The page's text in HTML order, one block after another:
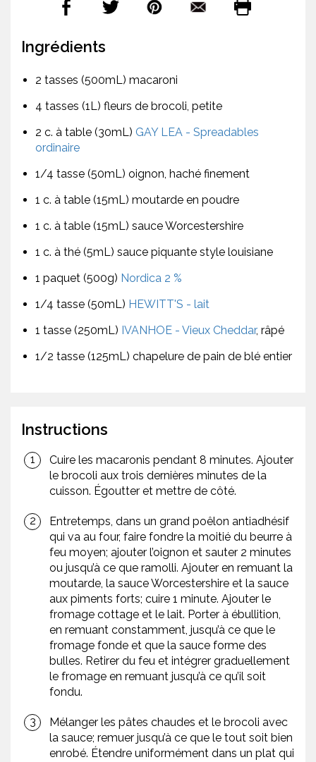
Ingrédients
2 tasses (500mL) macaroni
4 tasses (1L) fleurs de brocoli, petite
2 c. à table (30mL) GAY LEA - Spreadables
ordinaire
1/4 tasse (50mL) oignon, haché finement
1 c. à table (15mL) moutarde en poudre
1 c. à table (15mL) sauce Worcestershire
1 c. à thé (5mL) sauce piquante style louisiane
1 paquet (500g) Nordica 2 %
1/4 tasse (50mL) HEWITT'S - lait
1 tasse (250mL) IVANHOE - Vieux Cheddar, râpé
1/2 tasse (125mL) chapelure de pain de blé entier
Instructions
Cuire les macaronis pendant 8 minutes. Ajouter
le brocoli aux trois dernières minutes de la
cuisson. Égoutter et mettre de côté.
Entretemps, dans un grand poêlon antiadhésif
qui va au four, faire fondre la moitié du beurre à
feu moyen; ajouter l’oignon et sauter 2 minutes
ou jusqu’à ce que ramolli. Ajouter en remuant la
moutarde, la sauce Worcestershire et la sauce
aux piments forts; cuire 1 minute. Ajouter le
fromage cottage et le lait. Porter à ébullition,
en remuant constamment, jusqu’à ce que le
fromage fonde et que la sauce forme des
bulles. Retirer du feu et intégrer graduellement
le fromage en remuant jusqu’à ce qu’il soit
fondu.
Mélanger les pâtes chaudes et le brocoli avec
la sauce; remuer jusqu’à ce que le tout soit bien
enrobé. Étendre uniformément dans un plat qui